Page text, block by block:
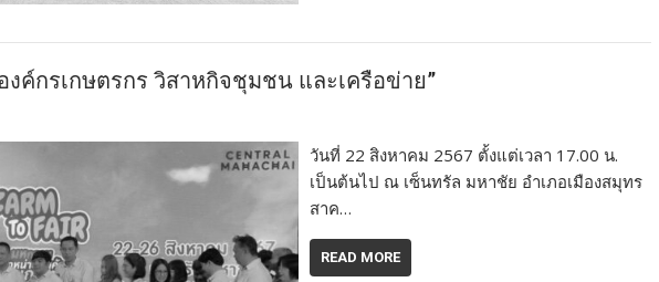
ค์กรเกษตรกร วิสาหกิจชุมชน และเครือข่าย”
วันที่ 22 สิงหาคม 2567 ตั้งแต่เวลา 17.00 น.
เป็นต้นไป ณ เซ็นทรัล มหาชัย อำเภอเมืองสมุทร
สาค…
READ MORE